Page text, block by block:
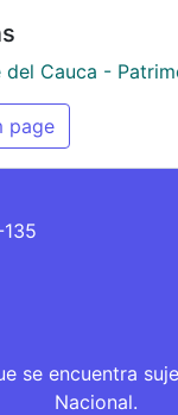
del Cauca -
page
se encuentra
Nacional.